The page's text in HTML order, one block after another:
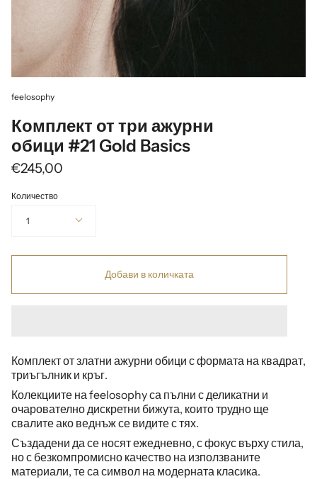
feelosophy
Комплект от три ажурни
обици #21 Gold Basics
€245,00
Количество
1
Добави в количката
Комплект от златни ажурни обици с формата на квадрат,
триъгълник и кръг.
Колекциите на feelosophy са пълни с деликатни и
очарователно дискретни бижута, които трудно ще
свалите ако веднъж се видите с тях.
Създадени да се носят ежедневно, с фокус върху стила,
но с безкомпромисно качество на използваните
материали, те са символ на модерната класика.